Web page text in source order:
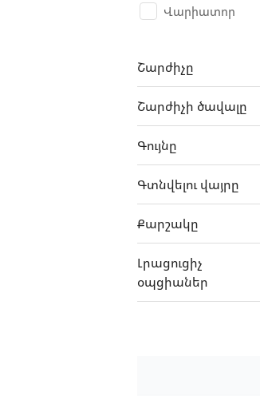
FAW
Ferrari
Fiat
Fiat Professional
Fisker
Focus
Ford
Foton
Freightliner
Վարիատոր
Շարժիչը
Շարժիչի ծավալը
Գույնը
Գտնվելու վայրը
Քարշակը
Լրացուցիչ
օպցիաներ